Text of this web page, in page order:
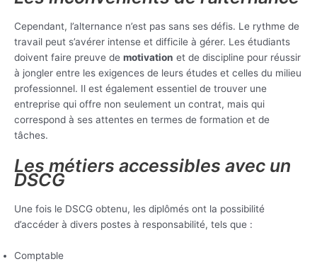
Cependant, l’alternance n’est pas sans ses défis. Le rythme de
travail peut s’avérer intense et difficile à gérer. Les étudiants
doivent faire preuve de motivation et de discipline pour réussir
à jongler entre les exigences de leurs études et celles du milieu
professionnel. Il est également essentiel de trouver une
entreprise qui offre non seulement un contrat, mais qui
correspond à ses attentes en termes de formation et de
tâches.
Les métiers accessibles avec un
DSCG
Une fois le DSCG obtenu, les diplômés ont la possibilité
d’accéder à divers postes à responsabilité, tels que :
Comptable